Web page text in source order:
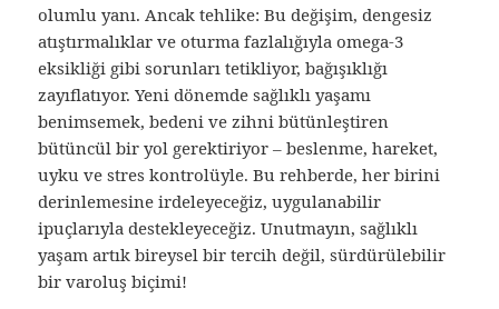
olumlu yanı. Ancak tehlike: Bu değişim, dengesiz
atıştırmalıklar ve oturma fazlalığıyla omega-3
eksikliği gibi sorunları tetikliyor, bağışıklığı
zayıflatıyor. Yeni dönemde sağlıklı yaşamı
benimsemek, bedeni ve zihni bütünleştiren
bütüncül bir yol gerektiriyor – beslenme, hareket,
uyku ve stres kontrolüyle. Bu rehberde, her birini
derinlemesine irdeleyeceğiz, uygulanabilir
ipuçlarıyla destekleyeceğiz. Unutmayın, sağlıklı
yaşam artık bireysel bir tercih değil, sürdürülebilir
bir varoluş biçimi!